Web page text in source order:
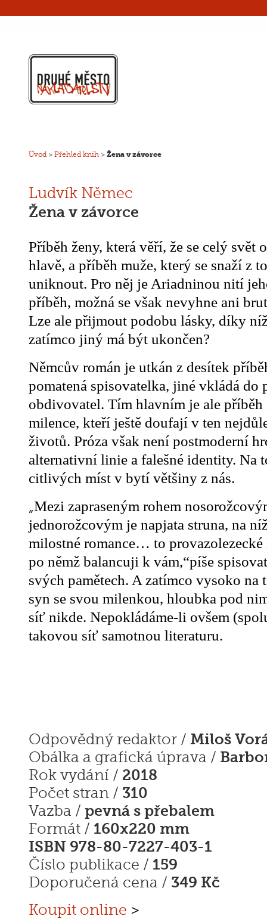
Úvod > Přehled knih > Žena v závorce
Ludvík Němec
Žena v závorce
Příběh ženy, která věří, že se celý svět
hlavě, a příběh muže, který se snaží z
uniknout. Pro něj je Ariadninou nití
příběh, možná se však nevyhne ani
Lze ale přijmout podobu lásky, díky
zatímco jiný má být ukončen?
Němcův román je utkán z desítek
pomatená spisovatelka, jiné vkládá do
obdivovatel. Tím hlavním je ale příběh
milence, kteří ještě doufají v ten
životů. Próza však není postmoderní
alternativní linie a falešné identity. Na
citlivých míst v bytí většiny z nás.
„Mezi zapraseným rohem
jednorožcovým je napjata struna, na
milostné romance… to provazolezecké
po němž balancuji k vám,“píše
svých pamětech. A zatímco vysoko na
syn se svou milenkou, hloubka pod
síť nikde. Nepokládáme-li ovšem
takovou síť samotnou literaturu.
Odpovědný redaktor / Miloš
Obálka a grafická úprava /
Rok vydání / 2018
Počet stran / 310
Vazba / pevná s přebalem
Formát / 160x220 mm
ISBN 978-80-7227-403-1
Číslo publikace / 159
Doporučená cena / 349 Kč
Koupit online >